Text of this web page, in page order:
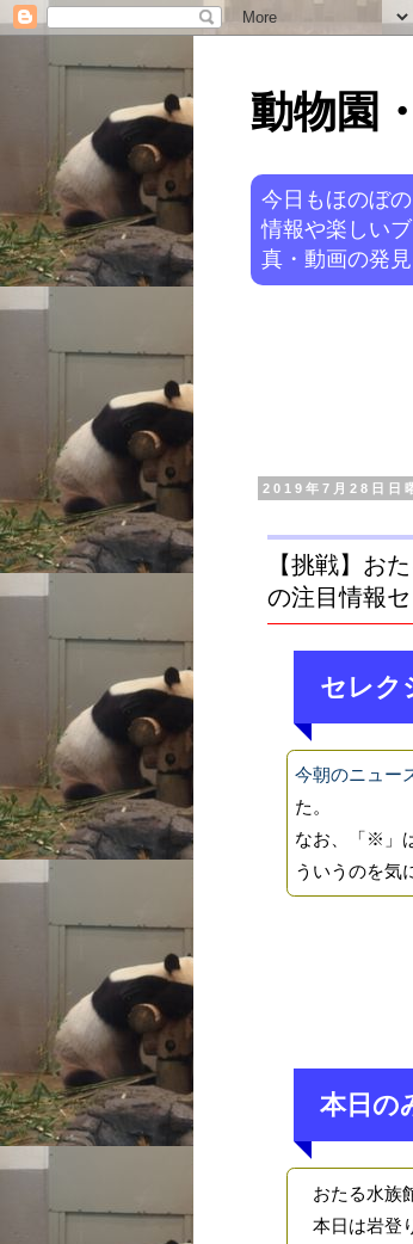
動物園
今日もほのぼ
情報や楽しい
真・動画の発
2019年7月28日日
【挑戦】お
の注目情報
セレク
今朝のニュー
た。
なお、「※」
ういうのを気
本日の
おたる水族
本日は岩登